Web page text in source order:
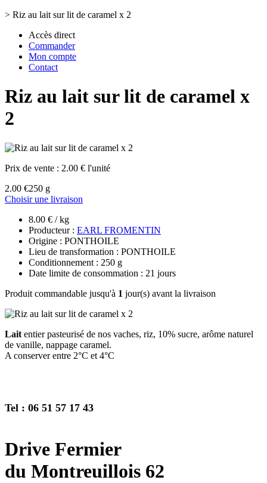
> Riz au lait sur lit de caramel x 2
Accès direct
Commander
Mon compte
Contact
Riz au lait sur lit de caramel x
2
Prix de vente : 2.00 € l'unité
2.00 €250 g
Choisir une livraison
8.00 € / kg
Producteur : EARL FROMENTIN
Origine : PONTHOILE
Lieu de transformation : PONTHOILE
Conditionnement : 250 g
Date limite de consommation : 21 jours
Produit commandable jusqu'à 1 jour(s) avant la livraison
Lait entier pasteurisé de nos vaches, riz, 10% sucre, arôme naturel
de vanille, nappage caramel.
A conserver entre 2°C et 4°C
Tel : 06 51 57 17 43
Drive Fermier
du Montreuillois 62